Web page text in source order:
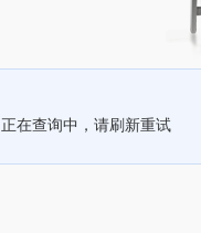
正在查询中，请刷新重试